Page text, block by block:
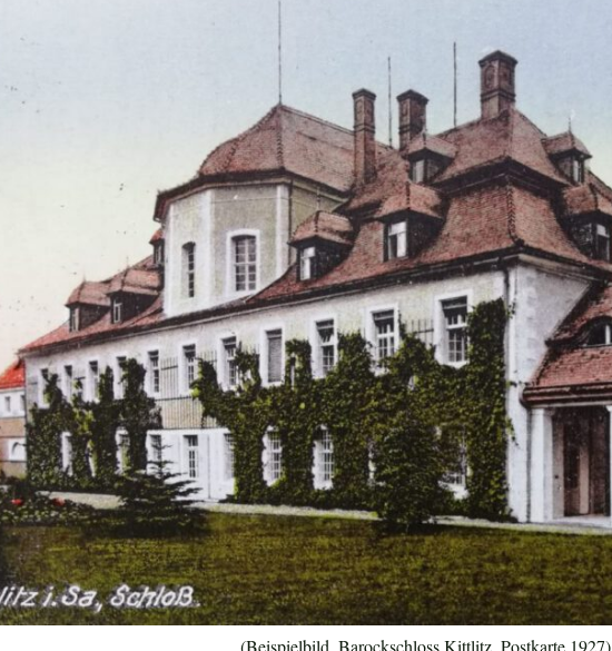
(Beispielbild, Barockschloss Kittlitz, Postkarte 1927)